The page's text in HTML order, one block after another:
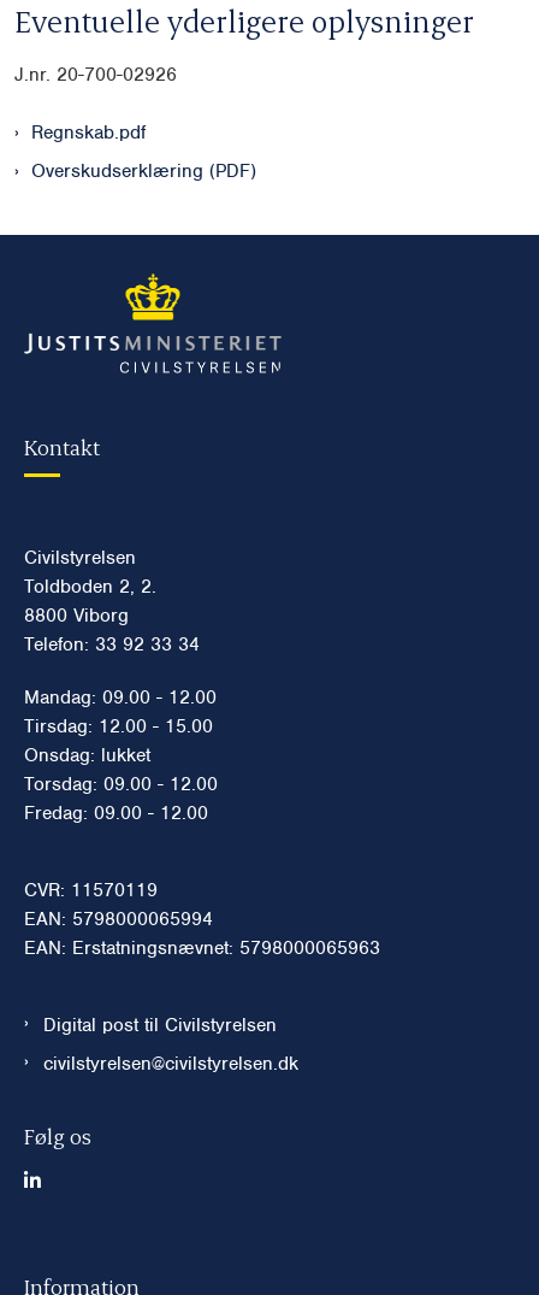
Eventuelle yderligere oplysninger
J.nr. 20-700-02926
Regnskab.pdf
Overskudserklæring (PDF)
Kontakt
Civilstyrelsen
Toldboden 2, 2.
8800 Viborg
Telefon: 33 92 33 34
Mandag: 09.00 - 12.00
Tirsdag: 12.00 - 15.00
Onsdag: lukket
Torsdag: 09.00 - 12.00
Fredag: 09.00 - 12.00
CVR: 11570119
EAN: 5798000065994
EAN: Erstatningsnævnet: 5798000065963
Digital post til Civilstyrelsen
civilstyrelsen@civilstyrelsen.dk
Følg os
Information